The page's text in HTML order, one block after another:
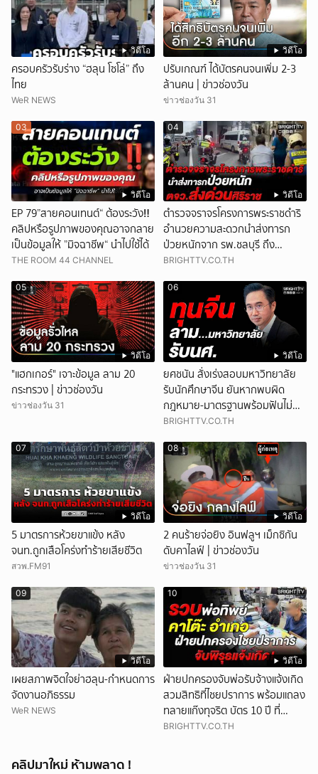
วิดีโอ
ครอบครัวรับร่าง “ฮลุน โซโล่” ถึง
ไทย
WeR NEWS
วิดีโอ
ปรับเกณฑ์ ได้บัตรคนจนเพิ่ม 2-3
ล้านคน | ข่าวช่องวัน
ข่าวช่องวัน 31
วิดีโอ
03
EP 79”สายคอนเทนต์“ ต้องระวัง‼️
คลิปหรือรูปภาพของคุณอาจกลาย
เป็นข้อมูลให้ ”มิจฉาชีพ“ นำไปใช้ได้
THE ROOM 44 CHANNEL
วิดีโอ
04
ตำรวจจราจรโครงการพระราชดำริ
อำนวยความสะดวกนำส่งทารก
ป่วยหนักจาก รพ.ชลบุรี ถึง
รพ.ศิริราช
BRIGHTTV.CO.TH
วิดีโอ
05
"แฮกเกอร์" เจาะข้อมูล ลาม 20
กระทรวง | ข่าวช่องวัน
ข่าวช่องวัน 31
วิดีโอ
06
ยศชนัน สั่งเร่งสอบมหาวิทยาลัย
รับนักศึกษาจีน ยันหากพบผิด
กฎหมาย-มาตรฐานพร้อมฟันไม่
เว้น
BRIGHTTV.CO.TH
วิดีโอ
07
5 มาตรการห้วยขาแข้ง หลัง
จนท.ถูกเสือโคร่งทำร้ายเสียชีวิต
สวพ.FM91
วิดีโอ
08
2 คนร้ายจ่อยิง อินฟลูฯ เม็กซิกัน
ดับคาไลฟ์ | ข่าวช่องวัน
ข่าวช่องวัน 31
วิดีโอ
09
เผยสภาพจิตใจย่าฮลุน-กำหนดการ
จัดงานอภิธรรม
WeR NEWS
วิดีโอ
10
ฝ่ายปกครองจับพ่อรับจ้างแจ้งเกิด
สวมสิทธิที่ไชยปราการ พร้อมแถลง
ทลายแก๊งทุจริต บัตร 10 ปี ที่
แม่สอด
BRIGHTTV.CO.TH
คลิปมาใหม่ ห้ามพลาด !